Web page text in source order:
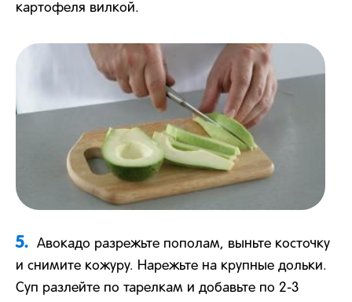
картофеля вилкой.
5.
Авокадо разрежьте пополам, выньте косточку
и снимите кожуру. Нарежьте на крупные дольки.
Суп разлейте по тарелкам и добавьте по 2-3